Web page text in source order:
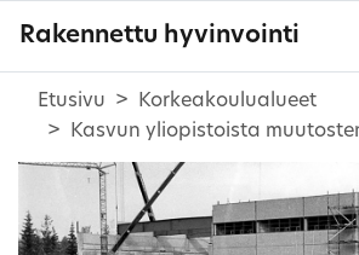
Rakennettu hyvinvointi
Etusivu
Korkeakoulualueet
Kasvun yliopistoista